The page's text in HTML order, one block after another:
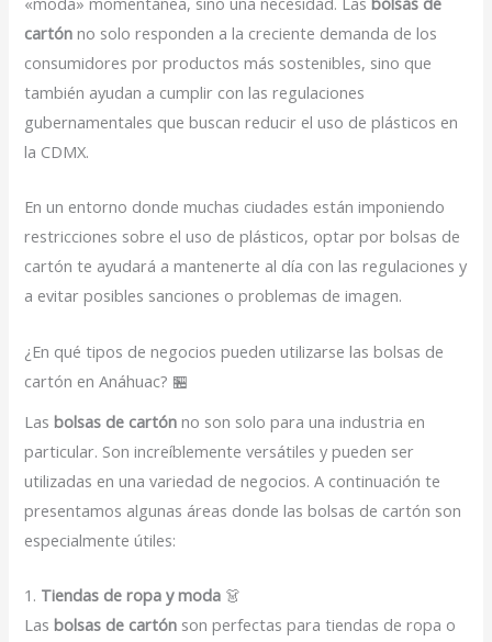
cartón no solo responden a la creciente demanda de los
consumidores por productos más sostenibles, sino que
también ayudan a cumplir con las regulaciones
gubernamentales que buscan reducir el uso de plásticos en
la CDMX.
En un entorno donde muchas ciudades están imponiendo
restricciones sobre el uso de plásticos, optar por bolsas de
cartón te ayudará a mantenerte al día con las regulaciones y
a evitar posibles sanciones o problemas de imagen.
¿En qué tipos de negocios pueden utilizarse las bolsas de
cartón en Anáhuac? 🏪
Lasbolsas de cartón no son solo para una industria en
particular. Son increíblemente versátiles y pueden ser
utilizadas en una variedad de negocios. A continuación te
presentamos algunas áreas donde las bolsas de cartón son
especialmente útiles:
1. Tiendas de ropa y moda 👗
Lasbolsas de cartón son perfectas para tiendas de ropa o